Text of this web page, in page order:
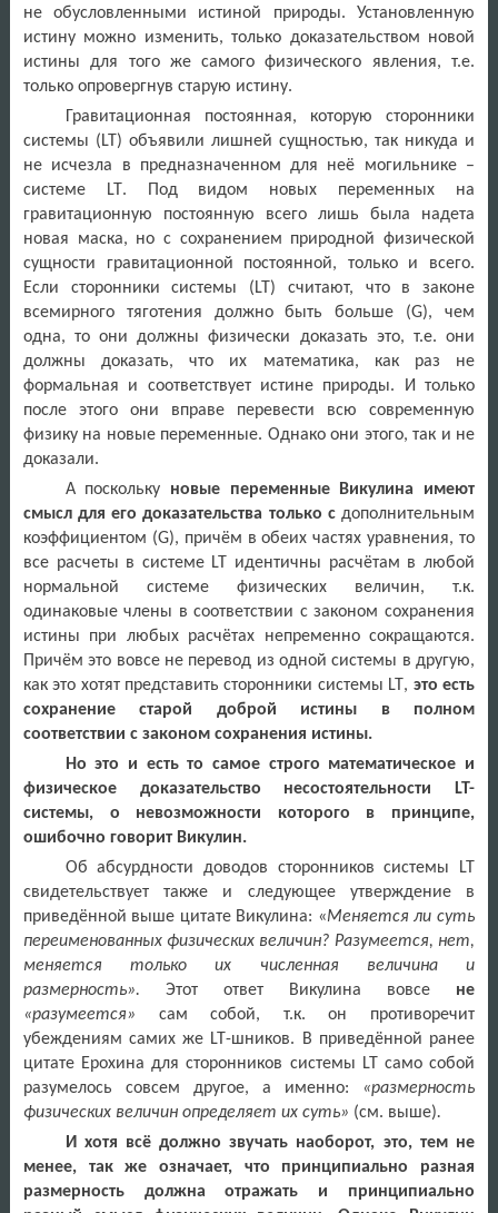
не обусловленными истиной природы. Установленную
истину можно изменить, только доказательством новой
истины для того же самого физического явления, т.е.
только опровергнув старую истину.
Гравитационная постоянная, которую сторонники
системы (LT ) объявили лишней сущностью, так никуда и
не исчезла в предназначенном для неё могильнике –
системе
LT . Под видом новых переменных на
гравитационную постоянную всего лишь была надета
новая маска, но с сохранением природной физической
сущности гравитационной постоянной, только и всего.
Если сторонники системы (LT ) считают, что в законе
всемирного тяготения должно быть больше (G), чем
одна, то они должны физически доказать это, т.е. они
должны доказать, что их математика, как раз не
формальная и соответствует истине природы. И только
после этого они вправе перевести всю современную
физику на новые переменные. Однако они этого, так и не
доказали.
А поскольку новые переменные Викулина имеют
смысл для его доказательства только с дополнительным
коэффициентом (G), причём в обеих частях уравнения, то
все расчеты в системе LT
идентичны расчётам в любой
нормальной системе физических величин, т.к.
одинаковые члены в соответствии с законом сохранения
истины при любых расчётах непременно сокращаются.
Причём это вовсе не перевод из одной системы в другую,
как это хотят представить сторонники системы LT , это есть
сохранение старой доброй истины
в полном
соответствии с законом сохранения истины.
Но это и есть то самое строго математическое и
физическое доказательство несостоятельности LT-
системы, о невозможности которого в принципе,
ошибочно говорит Викулин.
Об абсурдности доводов сторонников системы
LT
свидетельствует также и следующее утверждение в
приведённой выше цитате Викулина: «Меняется ли суть
переименованных физических величин? Разумеется, нет,
меняется только их численная величина и
размерность». Этот ответ Викулина вовсе не
«разумеется» сам собой, т.к. он противоречит
убеждениям самих же LT-шников. В приведённой ранее
цитате Ерохина для сторонников системы LT
само собой
разумелось совсем другое, а именно:
«размерность
физических величин определяет их суть» (см. выше).
И хотя всё должно звучать наоборот, это, тем не
менее, так же означает, что принципиально разная
размерность должна отражать и принципиально